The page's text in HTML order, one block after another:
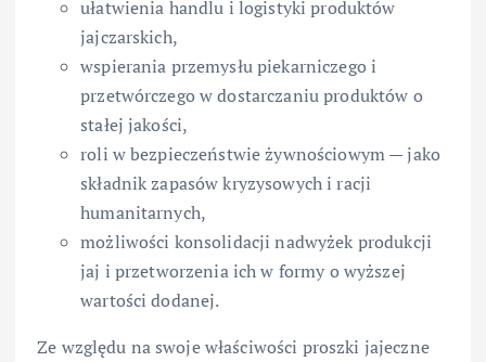
ułatwienia handlu i logistyki produktów
jajczarskich,
wspierania przemysłu piekarniczego i
przetwórczego w dostarczaniu produktów o
stałej jakości,
roli w bezpieczeństwie żywnościowym — jako
składnik zapasów kryzysowych i racji
humanitarnych,
możliwości konsolidacji nadwyżek produkcji
jaj i przetworzenia ich w formy o wyższej
wartości dodanej.
Ze względu na swoje właściwości proszki jajeczne